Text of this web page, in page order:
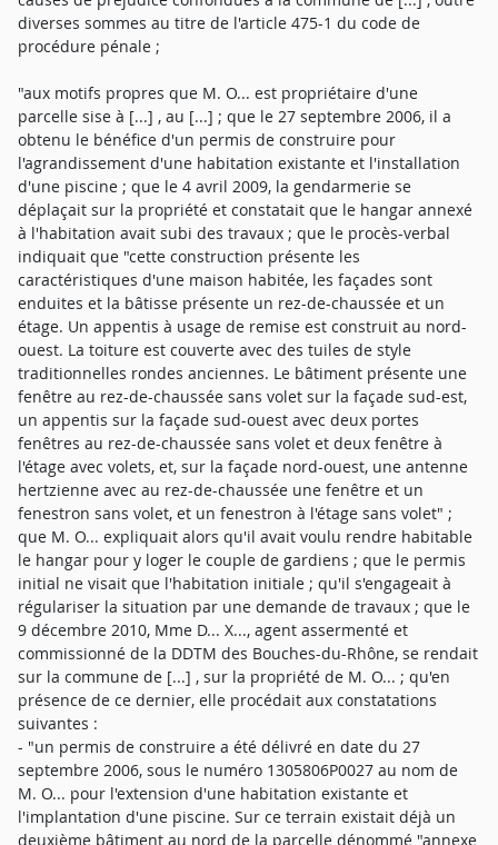
diverses sommes au titre de l'article 475-1 du code de
procédure pénale ;
"aux motifs propres que M. O... est propriétaire d'une
parcelle sise à [...] , au [...] ; que le 27 septembre 2006, il a
obtenu le bénéfice d'un permis de construire pour
l'agrandissement d'une habitation existante et l'installation
d'une piscine ; que le 4 avril 2009, la gendarmerie se
déplaçait sur la propriété et constatait que le hangar annexé
à l'habitation avait subi des travaux ; que le procès-verbal
indiquait que "cette construction présente les
caractéristiques d'une maison habitée, les façades sont
enduites et la bâtisse présente un rez-de-chaussée et un
étage. Un appentis à usage de remise est construit au nord-
ouest. La toiture est couverte avec des tuiles de style
traditionnelles rondes anciennes. Le bâtiment présente une
fenêtre au rez-de-chaussée sans volet sur la façade sud-est,
un appentis sur la façade sud-ouest avec deux portes
fenêtres au rez-de-chaussée sans volet et deux fenêtre à
l'étage avec volets, et, sur la façade nord-ouest, une antenne
hertzienne avec au rez-de-chaussée une fenêtre et un
fenestron sans volet, et un fenestron à l'étage sans volet" ;
que M. O... expliquait alors qu'il avait voulu rendre habitable
le hangar pour y loger le couple de gardiens ; que le permis
initial ne visait que l'habitation initiale ; qu'il s'engageait à
régulariser la situation par une demande de travaux ; que le
9 décembre 2010, Mme D... X..., agent assermenté et
commissionné de la DDTM des Bouches-du-Rhône, se rendait
sur la commune de [...] , sur la propriété de M. O... ; qu'en
présence de ce dernier, elle procédait aux constatations
suivantes :
- "un permis de construire a été délivré en date du 27
septembre 2006, sous le numéro 1305806P0027 au nom de
M. O... pour l'extension d'une habitation existante et
l'implantation d'une piscine. Sur ce terrain existait déjà un
deuxième bâtiment au nord de la parcelle dénommé "annexe